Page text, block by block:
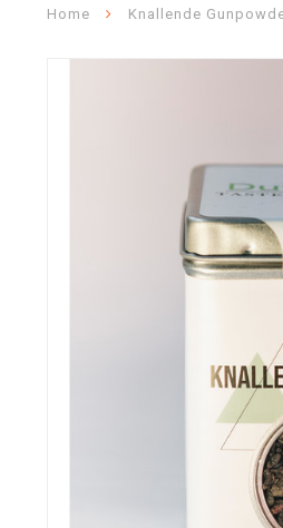
Home Knallende